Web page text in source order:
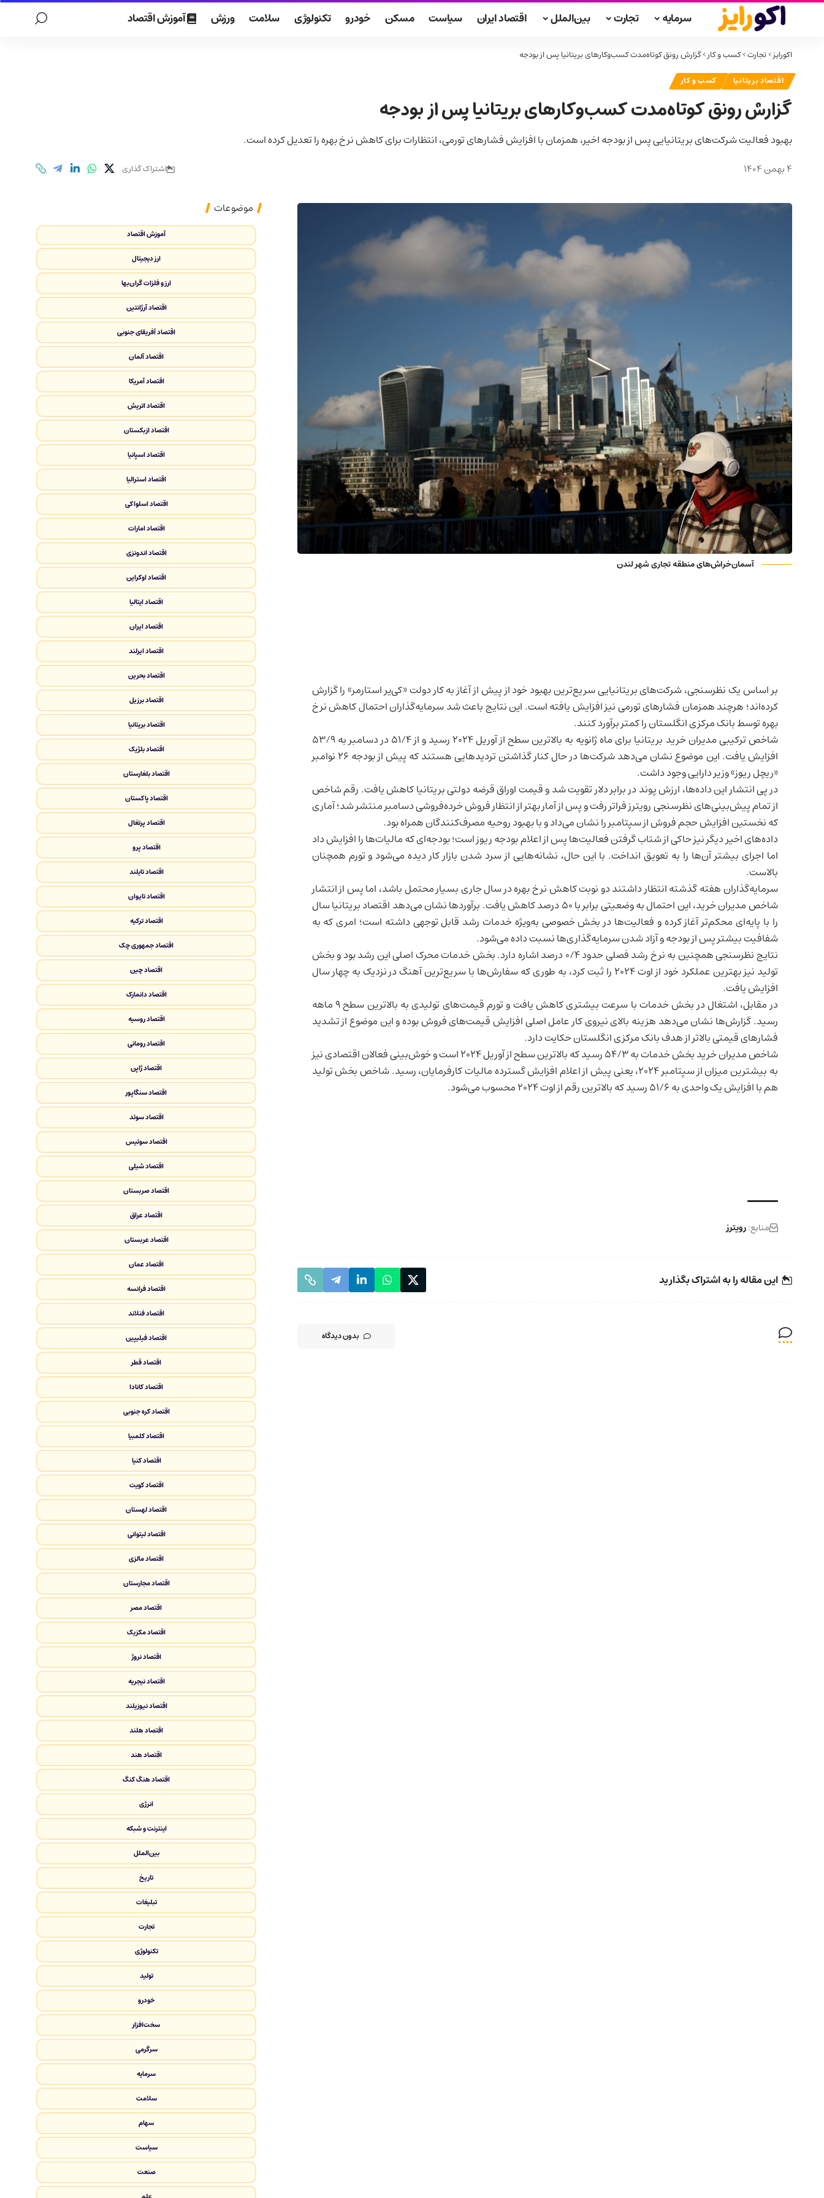
سرمایه تجارت بین‌الملل اقتصاد ایران سیاست مسکن خودرو تکنولوژی سلامت ورزش آموزش اقتصاد
اکورایز>تجارت>کسب و کار>گزارش رونق کوتاه‌مدت کسب‌وکارهای بریتانیا پس از بودجه
اقتصاد بریتانیا کسب و کار
گزارش رونق کوتاه‌مدت کسب‌وکارهای بریتانیا پس از بودجه
بهبود فعالیت شرکت‌های بریتانیایی پس از بودجه اخیر، همزمان با افزایش فشارهای تورمی، انتظارات برای کاهش نرخ بهره را تعدیل کرده است.
4 بهمن 1404 اشتراک گذاری
آسمان‌خراش‌های منطقه تجاری شهر لندن
بر اساس یک نظرسنجی، شرکت‌های بریتانیایی سریع‌ترین بهبود خود از پیش از آغاز به کار دولت «کی‌یر استارمر» را گزارش
کرده‌اند؛ هرچند همزمان فشارهای تورمی نیز افزایش یافته است. این نتایج باعث شد سرمایه‌گذاران احتمال کاهش نرخ
بهره توسط بانک مرکزی انگلستان را کمتر برآورد کنند.
شاخص ترکیبی مدیران خرید بریتانیا برای ماه ژانویه به بالاترین سطح از آوریل ۲۰۲۴ رسید و از ۵۱/۴ در دسامبر به ۵۳/۹
افزایش یافت. این موضوع نشان می‌دهد شرکت‌ها در حال کنار گذاشتن تردیدهایی هستند که پیش از بودجه ۲۶ نوامبر
«ریچل ریوز» وزیر دارایی وجود داشت.
در پی انتشار این داده‌ها، ارزش پوند در برابر دلار تقویت شد و قیمت اوراق قرضه دولتی بریتانیا کاهش یافت. رقم شاخص
از تمام پیش‌بینی‌های نظرسنجی رویترز فراتر رفت و پس از آمار بهتر از انتظار فروشخرده‌فروشیدسامبر منتشر شد؛ آماری
که نخستین افزایش حجم فروش از سپتامبر را نشان می‌داد و با بهبود روحیه مصرف‌کنندگان همراه بود.
داده‌های اخیر دیگر نیز حاکی از شتاب گرفتن فعالیت‌ها پس از اعلام بودجه ریوز است؛ بودجه‌ای که مالیات‌ها را افزایش داد
اما اجرای بیشتر آن‌ها را به تعویق انداخت. با این حال، نشانه‌هایی از سرد شدن بازار کاردیده می‌شود و تورم همچنان
بالاست.
سرمایه‌گذاران هفته گذشته انتظار داشتند دو نوبت کاهش نرخ بهره در سال جاری بسیار محتمل باشد، اما پس از انتشار
شاخص مدیران خرید، این احتمال به وضعیتی برابر با ۵۰ درصد کاهش یافت. برآوردها نشان می‌دهد
اقتصاد بریتانیاسال
را با پایه‌ای محکم‌تر آغاز کرده و فعالیت‌ها در بخش خصوصی به‌ویژه خدمات رشد قابل توجهی داشته است؛ امری که به
شفافیت بیشتر پس از بودجه و آزاد شدن سرمایه‌گذاری‌ها نسبت داده می‌شود.
نتایج نظرسنجی همچنین به نرخ رشد فصلی حدود ۰/۴ درصد اشاره دارد. بخش خدمات محرک اصلی این رشد بود و بخش
تولید نیز بهترین عملکرد خود از اوت ۲۰۲۴ را ثبت کرد، به طوری که سفارش‌ها با سریع‌ترین آهنگ در نزدیک به چهار سال
افزایش یافت.
در مقابل، اشتغال در بخش خدمات با سرعت بیشتری کاهش یافت و تورم قیمت‌های تولیدی به بالاترین سطح ۹ ماهه
رسید. گزارش‌ها نشان می‌دهد هزینه بالای نیروی کار عامل اصلی افزایش قیمت‌های فروش بوده و این موضوع از تشدید
فشارهای قیمتی بالاتر از هدف بانک مرکزی انگلستان حکایت دارد.
شاخص مدیران خرید بخش خدمات به ۵۴/۳ رسید که بالاترین سطح از آوریل ۲۰۲۴ است و خوش‌بینی فعالان اقتصادی نیز
به بیشترین میزان از سپتامبر ۲۰۲۴، یعنی پیش از اعلام افزایش گسترده مالیات کارفرمایان، رسید. شاخص بخش تولید
هم با افزایش یک واحدی به ۵۱/۶ رسید که بالاترین رقم از اوت ۲۰۲۴ محسوب می‌شود.
منابع:رویترز
این مقاله را به اشتراک بگذارید
بدون دیدگاه
موضوعات
آموزش اقتصاد
ارز دیجیتال
ارز و فلزات گران‌بها
اقتصاد آرژانتین
اقتصاد آفریقای جنوبی
اقتصاد آلمان
اقتصاد آمریکا
اقتصاد اتریش
اقتصاد ازبکستان
اقتصاد اسپانیا
اقتصاد استرالیا
اقتصاد اسلواکی
اقتصاد امارات
اقتصاد اندونزی
اقتصاد اوکراین
اقتصاد ایتالیا
اقتصاد ایران
اقتصاد ایرلند
اقتصاد بحرین
اقتصاد برزیل
اقتصاد بریتانیا
اقتصاد بلژیک
اقتصاد بلغارستان
اقتصاد پاکستان
اقتصاد پرتغال
اقتصاد پرو
اقتصاد تایلند
اقتصاد تایوان
اقتصاد ترکیه
اقتصاد جمهوری چک
اقتصاد چین
اقتصاد دانمارک
اقتصاد روسیه
اقتصاد رومانی
اقتصاد ژاپن
اقتصاد سنگاپور
اقتصاد سوئد
اقتصاد سوئیس
اقتصاد شیلی
اقتصاد صربستان
اقتصاد عراق
اقتصاد عربستان
اقتصاد عمان
اقتصاد فرانسه
اقتصاد فنلاند
اقتصاد فیلیپین
اقتصاد قطر
اقتصاد کانادا
اقتصاد کره جنوبی
اقتصاد کلمبیا
اقتصاد کنیا
اقتصاد کویت
اقتصاد لهستان
اقتصاد لیتوانی
اقتصاد مالزی
اقتصاد مجارستان
اقتصاد مصر
اقتصاد مکزیک
اقتصاد نروژ
اقتصاد نیجریه
اقتصاد نیوزیلند
اقتصاد هلند
اقتصاد هند
اقتصاد هنگ کنگ
انرژی
اینترنت و شبکه
بین‌الملل
تاریخ
تبلیغات
تجارت
تکنولوژی
تولید
خودرو
سخت‌افزار
سرگرمی
سرمایه
سلامت
سهام
سیاست
صنعت